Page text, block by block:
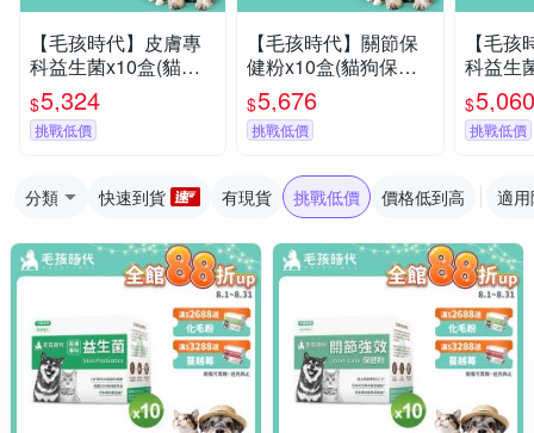
【毛孩時代】皮膚專
科益生菌x10盒(貓狗
益生菌 貓狗皮膚保健)
$5,324
挑戰低價
【毛孩時代】關節保
健粉x10盒(貓狗保健
品 貓狗關節保健)
$5,676
挑戰低價
【毛
科益生
益生
$5,060
挑戰低價
分類 快速到貨 有現貨 挑戰低價 價格低到高 適